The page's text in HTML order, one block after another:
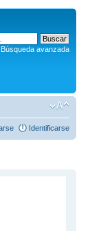
Búsqueda avanzada
Identificarse